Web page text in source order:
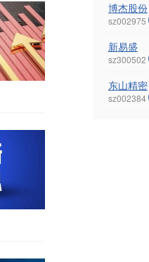
博杰股份
sz002975
新易盛
sz300502
东山精密
sz002384